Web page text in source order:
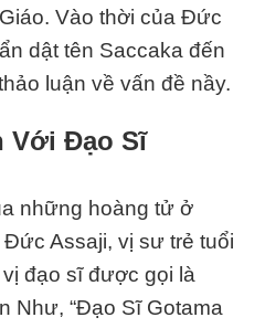
Vào thời của Ðức
dật tên Saccaka đến
luận về vấn đề nầy.
Với Ðạo Sĩ
những hoàng tử ở
Assaji, vị sư trẻ tuổi
đạo sĩ được gọi là
Như, “Ðạo Sĩ Gotama